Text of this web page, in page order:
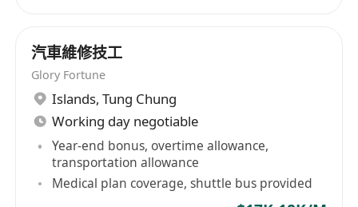
汽車維修技工
Glory Fortune
Islands, Tung Chung
Working day negotiable
Year-end bonus, overtime allowance,
transportation allowance
Medical plan coverage, shuttle bus provided